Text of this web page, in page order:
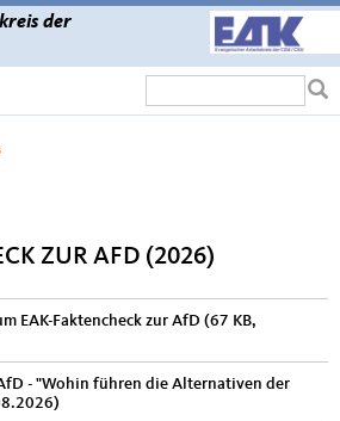
der
ZUR AFD (2026)
EAK-Faktencheck zur AfD (67 KB,
- "Wohin führen die Alternativen der